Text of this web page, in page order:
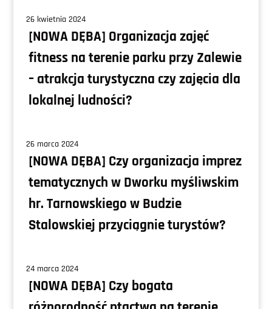
26 kwietnia 2024
[NOWA DĘBA] Organizacja zajęć
fitness na terenie parku przy Zalewie
– atrakcja turystyczna czy zajęcia dla
lokalnej ludności?
26 marca 2024
[NOWA DĘBA] Czy organizacja imprez
tematycznych w Dworku myśliwskim
hr. Tarnowskiego w Budzie
Stalowskiej przyciągnie turystów?
24 marca 2024
[NOWA DĘBA] Czy bogata